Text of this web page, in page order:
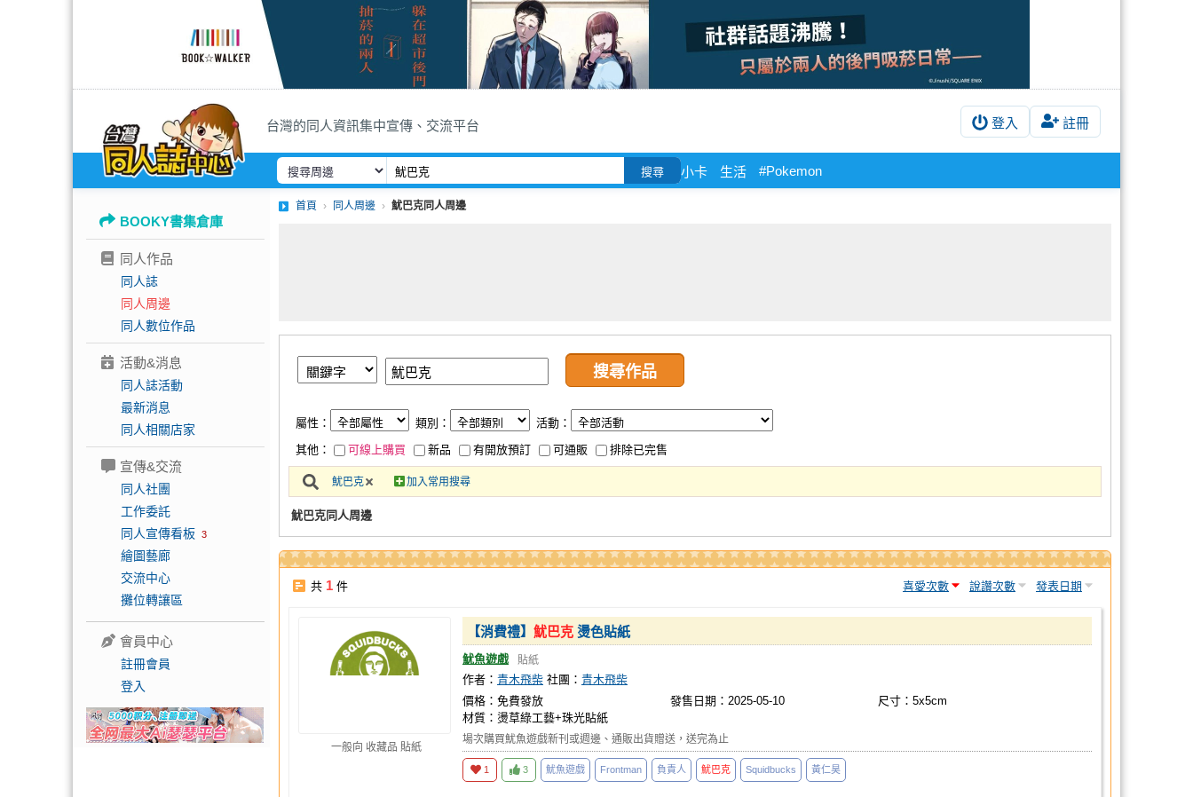
台灣的同人資訊集中宣傳、交流平台 登入 註冊
搜尋 小卡 生活 #Pokemon
BOOKY書集倉庫
同人作品
同人誌
同人周邊
同人數位作品
活動&消息
同人誌活動
最新消息
同人相關店家
宣傳&交流
同人社團
工作委託
同人宣傳看板 3
繪圖藝廊
交流中心
攤位轉讓區
會員中心
註冊會員
登入
首頁 同人周邊 魷巴克同人周邊
屬性： 類別：
活動：
其他：
可線上購買 新品 有開放預訂 可通販 排除已完售
魷巴克 加入常用搜尋
魷巴克同人周邊
共 1 件 喜愛次數 說讚次數 發表日期
一般向 收藏品 貼紙
【消費禮】 魷巴克 燙色貼紙
魷魚遊戲 貼紙
作者： 青木飛柴 社團： 青木飛柴
價格：免費發放
發售日期：2025-05-10
尺寸：5x5cm
材質：燙草綠工藝+珠光貼紙
場次購買魷魚遊戲新刊或週邊、通販出貨贈送，送完為止
1 3 魷魚遊戲 Frontman 負責人 魷巴克 Squidbucks 黃仁昊